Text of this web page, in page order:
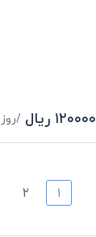
۱۲۰۰۰۰ ریال /روز
۱ ۲